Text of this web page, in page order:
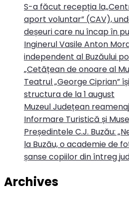
S-a făcut recepția
aport voluntar” (CAV),
deșeuri care nu încap în
Inginerul Vasile Anton
independent al Buzăului
„Cetățean de onoare al
Teatrul „George Ciprian”
structura de la 1 august
Muzeul Județean
Informare Turistică și
Președintele C.J. Buzău:
la Buzău, o academie de
șanse copiilor din întreg
Archives